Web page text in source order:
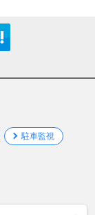
駐車監視